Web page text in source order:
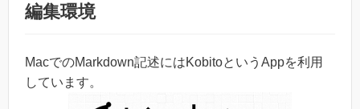
編集環境
MacでのMarkdown記述にはKobitoというAppを利用
しています。